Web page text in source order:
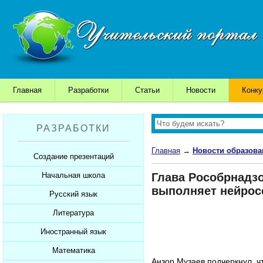
Главная Разработки Статьи Новости
РАЗРАБОТКИ
Создание презентаций
Шаблоны для презентаций
Советы начинающим
Советы дедушки
К презентации...
Начальная школа
Уроки
Презентации
Мультимедийные тесты
Печатные тесты
Русский язык
Уроки
Презентации
Мультимедийные тесты
Литература
Уроки
Презентации
Иностранный язык
Уроки
Математика
Главная → Новости
Глава
выполняет